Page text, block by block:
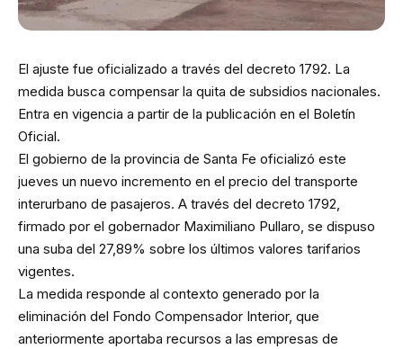
El ajuste fue oficializado a través del decreto 1792. La
medida busca compensar la quita de subsidios nacionales.
Entra en vigencia a partir de la publicación en el Boletín
Oficial.
El gobierno de la provincia de Santa Fe oficializó este
jueves un nuevo incremento en el precio del transporte
interurbano de pasajeros. A través del decreto 1792,
firmado por el gobernador Maximiliano Pullaro, se dispuso
una suba del 27,89% sobre los últimos valores tarifarios
vigentes.
La medida responde al contexto generado por la
eliminación del Fondo Compensador Interior, que
anteriormente aportaba recursos a las empresas de